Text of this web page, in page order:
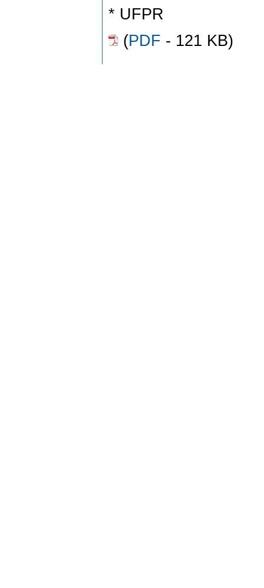
* UFPR
(PDF - 121 KB)